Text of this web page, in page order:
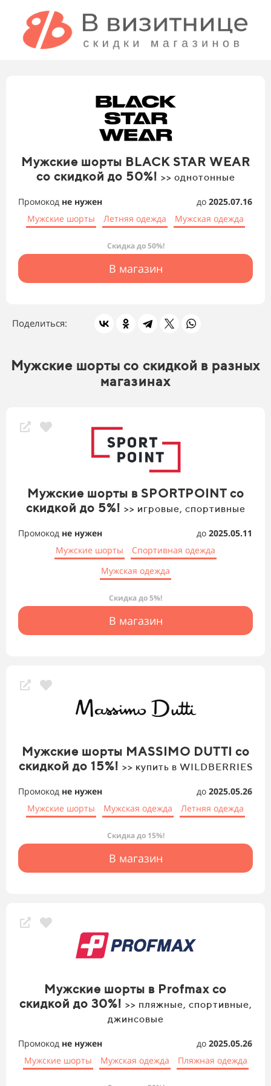
Мужские шорты BLACK STAR WEAR
со скидкой до 50%! >> однотонные
Промокод не нужен до 2025.07.16
Мужские шорты
Летняя одежда Мужская одежда
Скидка до 50%!
В магазин
Поделиться:
Мужские шорты со скидкой в разных
магазинах
Мужские шорты в SPORTPOINT со
скидкой до 5%! >> игровые, спортивные
Промокод не нужен до 2025.05.11
Мужские шорты
Спортивная одежда
Мужская одежда
Скидка до 5%!
В магазин
Мужские шорты MASSIMO DUTTI со
скидкой до 15%! >> купить в WILDBERRIES
Промокод не нужен до 2025.05.26
Мужские шорты
Мужская одежда Летняя одежда
Скидка до 15%!
В магазин
Мужские шорты в Profmax со
скидкой до 30%! >> пляжные, спортивные,
джинсовые
Промокод не нужен до 2025.05.26
Мужские шорты
Мужская одежда Пляжная одежда